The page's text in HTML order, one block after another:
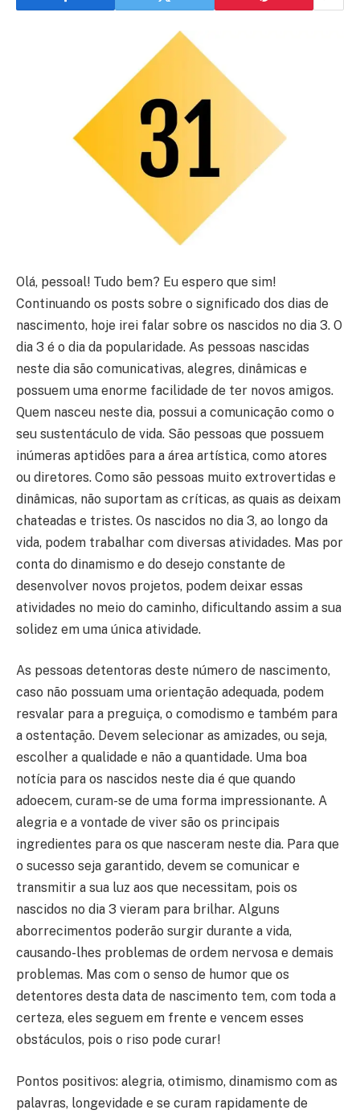
Olá, pessoal! Tudo bem? Eu espero que sim!
Continuando os posts sobre o significado dos dias de
nascimento, hoje irei falar sobre os nascidos no dia 3. O
dia 3 é o dia da popularidade. As pessoas nascidas
neste dia são comunicativas, alegres, dinâmicas e
possuem uma enorme facilidade de ter novos amigos.
Quem nasceu neste dia, possui a comunicação como o
seu sustentáculo de vida. São pessoas que possuem
inúmeras aptidões para a área artística, como atores
ou diretores. Como são pessoas muito extrovertidas e
dinâmicas, não suportam as críticas, as quais as deixam
chateadas e tristes. Os nascidos no dia 3, ao longo da
vida, podem trabalhar com diversas atividades. Mas por
conta do dinamismo e do desejo constante de
desenvolver novos projetos, podem deixar essas
atividades no meio do caminho, dificultando assim a sua
solidez em uma única atividade.
As pessoas detentoras deste número de nascimento,
caso não possuam uma orientação adequada, podem
resvalar para a preguiça, o comodismo e também para
a ostentação. Devem selecionar as amizades, ou seja,
escolher a qualidade e não a quantidade. Uma boa
notícia para os nascidos neste dia é que quando
adoecem, curam-se de uma forma impressionante. A
alegria e a vontade de viver são os principais
ingredientes para os que nasceram neste dia. Para que
o sucesso seja garantido, devem se comunicar e
transmitir a sua luz aos que necessitam, pois os
nascidos no dia 3 vieram para brilhar. Alguns
aborrecimentos poderão surgir durante a vida,
causando-lhes problemas de ordem nervosa e demais
problemas. Mas com o senso de humor que os
detentores desta data de nascimento tem, com toda a
certeza, eles seguem em frente e vencem esses
obstáculos, pois o riso pode curar!
Pontos positivos: alegria, otimismo, dinamismo com as
palavras, longevidade e se curam rapidamente de